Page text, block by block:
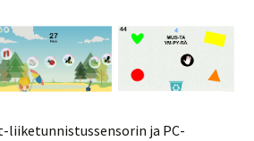
liiketunnistussensorin ja PC-